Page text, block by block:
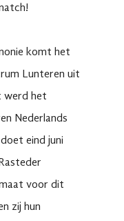
komt het
Lunteren uit
werd het
Nederlands
eind juni
voor dit
zij hun